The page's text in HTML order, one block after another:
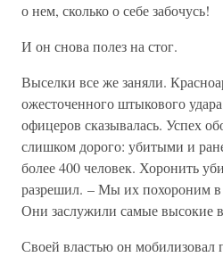
о нем, сколько о себе забочусь!
И он снова полез на стог.
Выселки все же заняли.
ожесточенного штыкового
офицеров сказывалась. Успех
слишком дорого: убитыми и
более 400 человек. Хоронить
разрешил. – Мы их похороним
Они заслужили самые высокие
Своей властью он мобилизовал